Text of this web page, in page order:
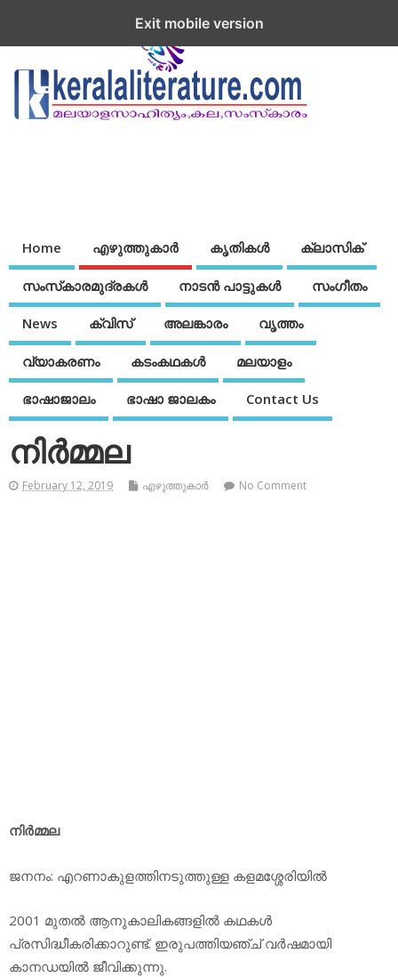
Home എഴുത്തുകാര്‍ കൃതികൾ ക്ലാസിക്
സംസ്‌കാരമുദ്രകള്‍ നാടന്‍ പാട്ടുകള്‍ സംഗീതം
News ക്വിസ് അലങ്കാരം വൃത്തം
വ്യാകരണം കടംകഥകള്‍ മലയാളം
ഭാഷാജാലം ഭാഷാ ജാലകം Contact Us
നിര്‍മ്മല
February 12, 2019 എഴുത്തുകാര്‍ No Comment
നിര്‍മ്മല
ജനനം: എറണാകുളത്തിനടുത്തുള്ള കളമശ്ശേരിയില്‍
2001 മുതല്‍ ആനുകാലികങ്ങളില്‍ കഥകള്‍
പ്രസിദ്ധീകരിക്കാറുണ്ട്. ഇരുപത്തിയഞ്ച് വര്‍ഷമായി
കാനഡയില്‍ ജീവിക്കുന്നു.
Exit mobile version